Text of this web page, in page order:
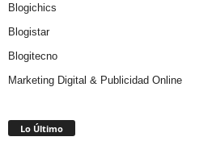
Blogichics
Blogistar
Blogitecno
Marketing Digital & Publicidad Online
Lo Último